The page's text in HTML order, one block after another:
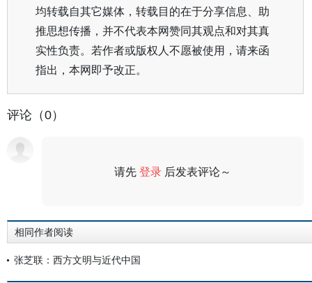
均转载自其它媒体，转载目的在于分享信息、助
推思想传播，并不代表本网赞同其观点和对其真
实性负责。若作者或版权人不愿被使用，请来函
指出，本网即予改正。
评论（0）
请先登录 后发表评论～
相同作者阅读
张芝联：西方文明与近代中国